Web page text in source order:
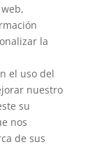
la
el uso del
nuestro
su
nos
de sus